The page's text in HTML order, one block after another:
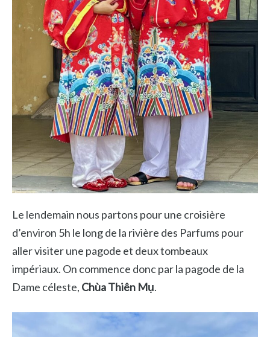
Le lendemain nous partons pour une croisière
d’environ 5h le long de la rivière des Parfums pour
aller visiter une pagode et deux tombeaux
impériaux. On commence donc par la pagode de la
Dame céleste, Chùa Thiên Mụ.